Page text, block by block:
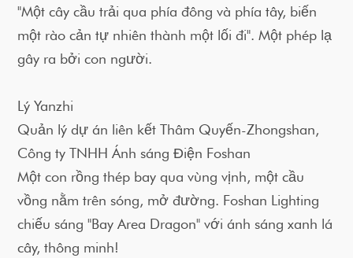
"Một cây cầu trải qua phía đông và phía tây, biến
một rào cản tự nhiên thành một lối đi". Một phép lạ
gây ra bởi con người.
Lý Yanzhi
Quản lý dự án liên kết Thâm Quyến-Zhongshan,
Công ty TNHH Ánh sáng Điện Foshan
Một con rồng thép bay qua vùng vịnh, một cầu
vồng nằm trên sóng, mở đường. Foshan Lighting
chiếu sáng "Bay Area Dragon" với ánh sáng xanh lá
cây, thông minh!